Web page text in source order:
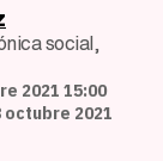
social,
2021 15:00
2021